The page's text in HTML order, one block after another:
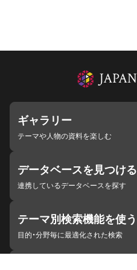
ギャラリー
テーマや人物の資料を楽しむ
データベースを見つける
連携しているデータベースを探す
テーマ別検索機能を使う
目的・分野毎に最適化された検索